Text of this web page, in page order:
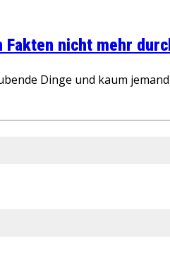
nicht mehr
Dinge und kaum